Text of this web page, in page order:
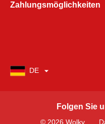
Zahlungsmöglichkeiten
DE
© 2026 Wolky
Folgen Sie